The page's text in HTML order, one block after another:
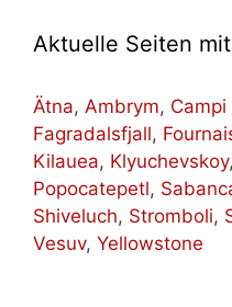
Aktuelle Seiten
Ätna, Ambrym, Campi
Fagradalsfjall,
Kilauea, Klyuchevskoy,
Popocatepetl,
Shiveluch, Stromboli,
Vesuv, Yellowstone